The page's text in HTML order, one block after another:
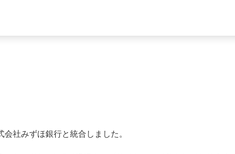
社みずほ銀行と統合しました。